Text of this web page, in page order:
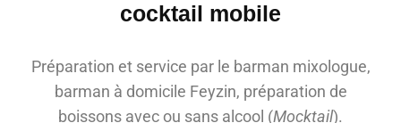
cocktail mobile
Préparation et service par le barman mixologue,
barman à domicile Feyzin, préparation de
boissons avec ou sans alcool (Mocktail).